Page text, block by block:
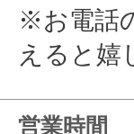
※お電話
えると嬉
営業時間